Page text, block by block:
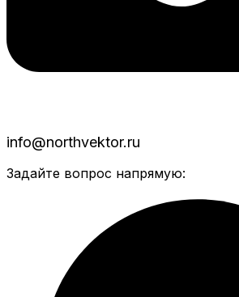
info@northvektor.ru
Задайте вопрос напрямую: